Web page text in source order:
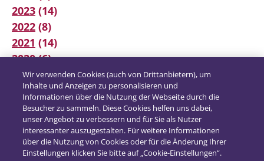
2023 (14)
2022 (8)
2021 (14)
2020(6)
2019(12)
2018(16)
2017(21)
Wir verwenden Cookies (auch von Drittanbietern), um
Inhalte und Anzeigen zu personalisieren und
Informationen über die Nutzung der Webseite durch die
Besucher zu sammeln. Diese Cookies helfen uns dabei,
unser Angebot zu verbessern und für Sie als Nutzer
interessanter auszugestalten. Für weitere Informationen
über die Nutzung von Cookies oder für die Änderung Ihrer
Einstellungen klicken Sie bitte auf „Cookie-Einstellungen“.